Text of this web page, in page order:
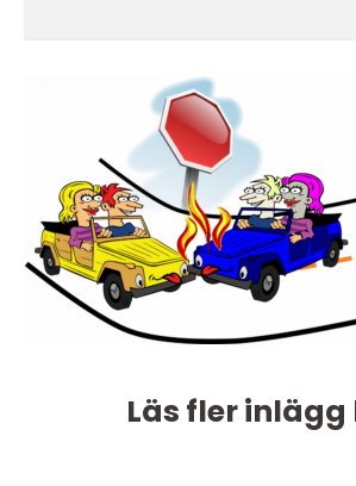
Läs fler inlägg